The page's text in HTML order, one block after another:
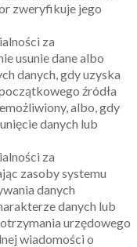
zweryfikuje jego
za
usunie dane albo
danych, gdy uzyska
źródła
albo, gdy
danych lub
za
zasoby systemu
danych
danych lub
urzędowego
wiadomości o